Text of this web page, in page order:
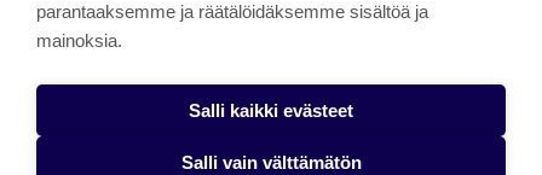
parantaaksemme ja räätälöidäksemme sisältöä ja
mainoksia.
Salli kaikki evästeet
Salli vain välttämätön